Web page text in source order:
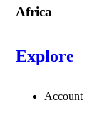
Africa
Explore
Account